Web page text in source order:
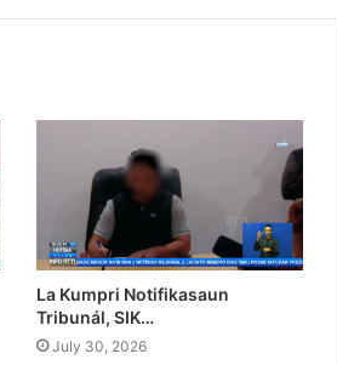
La Kumpri Notifikasaun
Tribunál, SIK…
July 30, 2026